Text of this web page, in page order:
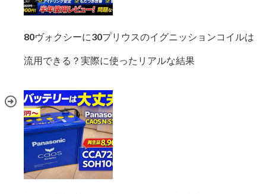
80ヴォクシーに30プリウスのイグニッションコイルは
流用できる？実際に使ったリアルな結果